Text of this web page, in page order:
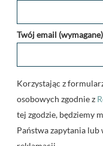
Twój email (wymagane)
Korzystając z
osobowych zgodnie z
tej zgodzie, będziemy
Państwa zapytania